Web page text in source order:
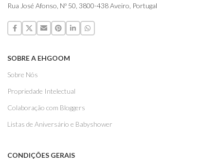
Rua José Afonso, Nº 50, 3800-438 Aveiro, Portugal
SOBRE A EHGOOM
Sobre Nós
Propriedade Intelectual
Colaboração com Bloggers
Listas de Aniversário e Babyshower
CONDIÇÕES GERAIS